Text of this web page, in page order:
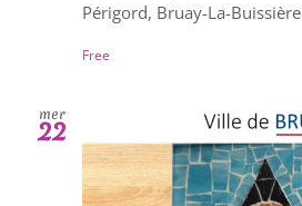
Périgord, Bruay-La-Buissière
Free
mer
22